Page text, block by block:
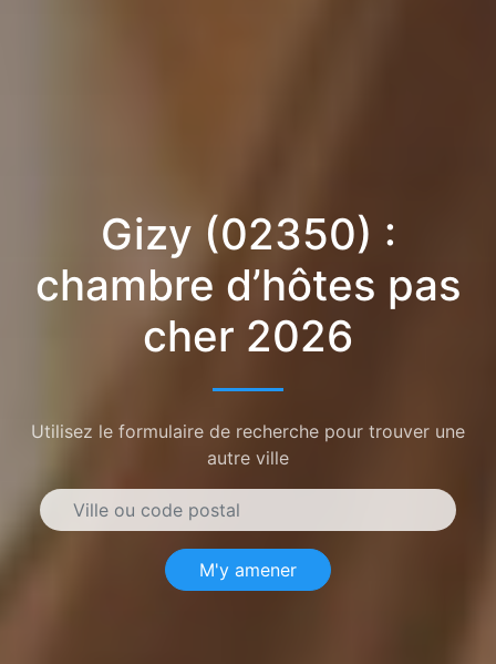
Gizy (02350) :
chambre d’hôtes pas
cher 2026
Utilisez le formulaire de recherche pour trouver une
autre ville
M'y amener